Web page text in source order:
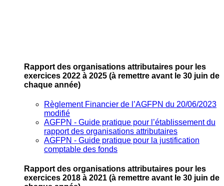
Rapport des organisations attributaires pour les
exercices 2022 à 2025 (à remettre avant le 30 juin de
chaque année)
Règlement Financier de l’AGFPN du 20/06/2023
modifié
AGFPN ‐ Guide pratique pour l’établissement du
rapport des organisations attributaires
AGFPN ‐ Guide pratique pour la justification
comptable des fonds
Rapport des organisations attributaires pour les
exercices 2018 à 2021 (à remettre avant le 30 juin de